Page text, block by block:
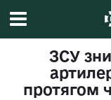
ЗСУ
протягом